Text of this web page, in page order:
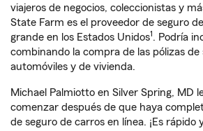
viajeros de negocios, coleccionistas y
State Farm es el proveedor de seguro
grande en los Estados Unidos1. Podría
combinando la compra de las pólizas de
automóviles y de vivienda.
Michael Palmiotto en Silver Spring, MD
comenzar después de que haya
de seguro de carros en línea. ¡Es rápido